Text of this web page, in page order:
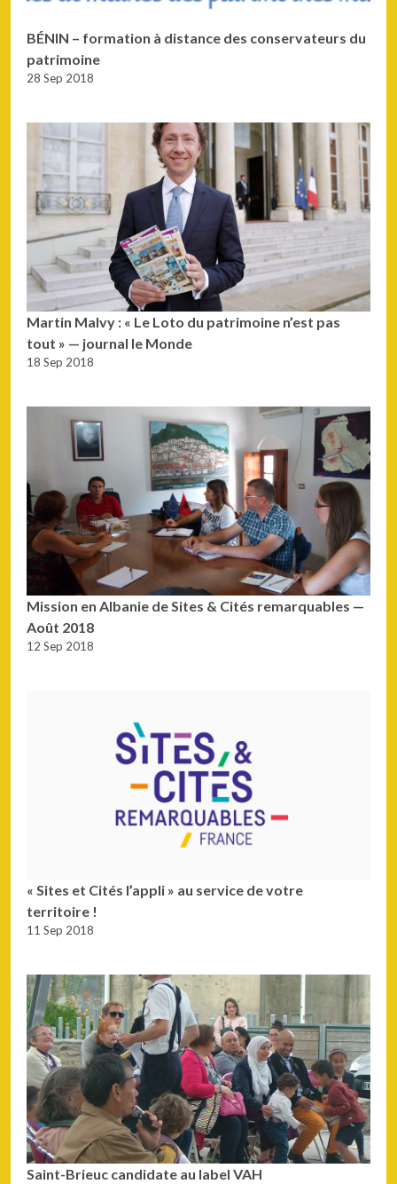
BÉNIN – formation à distance des conservateurs du
patrimoine
28 Sep 2018
Martin Malvy : « Le Loto du patrimoine n’est pas
tout » — journal le Monde
18 Sep 2018
Mission en Albanie de Sites & Cités remarquables —
Août 2018
12 Sep 2018
« Sites et Cités l’appli » au service de votre
territoire !
11 Sep 2018
Saint-Brieuc candidate au label VAH